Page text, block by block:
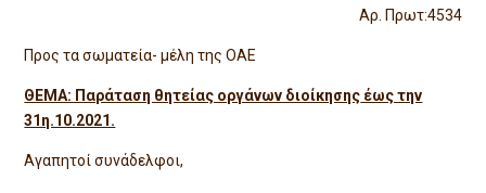
Αρ. Πρωτ:4534
Προς τα σωματεία- μέλη της ΟΑΕ
ΘΕΜΑ: Παράταση θητείας οργάνων διοίκησης έως την
31η.10.2021.
Αγαπητοί συνάδελφοι,